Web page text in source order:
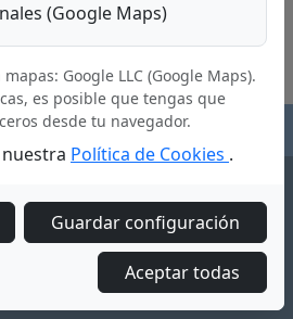
(Google Maps)
Google LLC (Google Maps).
es posible que tengas que
desde tu navegador.
Política de Cookies .
Guardar configuración
Aceptar todas